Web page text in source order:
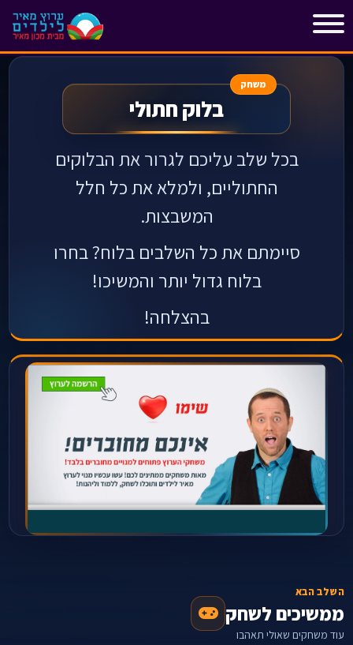
משחק
בלוק חתולי
בכל שלב עליכם לגרור את הבלוקים
החתוליים, ולמלא את כל חלל
המשבצות.
סיימתם את כל השלבים בלוח? בחרו
בלוח גדול יותר והמשיכו!
בהצלחה!
השלב הבא
ממשיכים לשחק
עוד משחקים שאולי תאהבו